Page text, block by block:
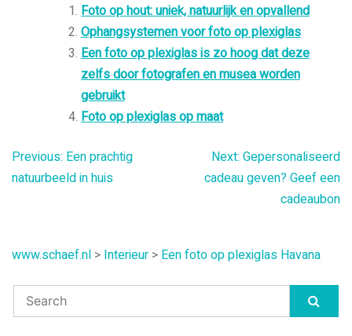
Foto op hout: uniek, natuurlijk en opvallend
Ophangsystemen voor foto op plexiglas
Een foto op plexiglas is zo hoog dat deze
zelfs door fotografen en musea worden
gebruikt
Foto op plexiglas op maat
Bericht
Previous: Een prachtig
natuurbeeld in huis
Next: Gepersonaliseerd
cadeau geven? Geef een
cadeaubon
www.schaef.nl > Interieur > Een foto op plexiglas Havana